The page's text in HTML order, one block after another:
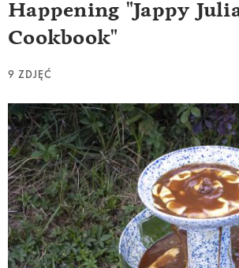
Happening "Jappy
Cookbook"
9 ZDJĘĆ